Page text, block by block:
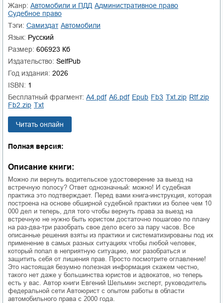
Жанр:
автомобили и ПДД
административное право
судебное право
Тэги:
Самиздат
автомобили
Язык: Русский
Размер: 606923 Кб
Издательство: SelfPub
Год издания: 2026
ISBN: 1
Бесплатный фрагмент:
a4.pdf a6.pdf epub fb3 txt.zip
rtf.zip
fb2.zip
txt
Читать онлайн
Полная версия:
Описание книги:
Можно ли вернуть водительское удостоверение за выезд на
встречную полосу? Ответ однозначный: можно! И судебная
практика это подтверждает. Перед вами книга-инструкция, которая
построена на основе обширной судебной практики из более чем 10
000 дел и теперь, для того чтобы вернуть права за выезд на
встречную не нужно быть юристом достаточно пошагово по плану
на раз-два-три разобрать свое дело всего за пару часов. Все
описанные решения взяты из практики и систематизированы под их
применение в самых разных ситуациях чтобы любой человек,
который попал в неприятную ситуацию, мог разобраться и
защитить себя от лишения прав. Просто посмотрите оглавление!
Это настоящая безумно полезная информация скажем честно,
такого нет даже у большинства юристов и адвокатов, но теперь
есть у вас. Автор книги Евгений Шельмин эксперт, руководитель
федеральной сети Автоюрист с опытом работы в области
автомобильного права с 2000 года.